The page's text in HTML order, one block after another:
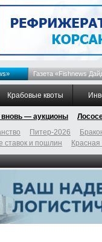
Газета «Fishnews
Крабовые квоты
вновь — аукционы
Питер-2026
ставок и пошлин